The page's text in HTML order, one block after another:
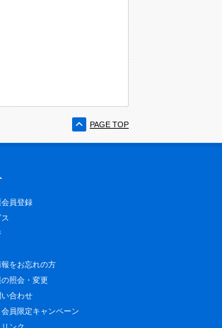
PAGE TOP
員登録
報をお忘れの方
照会・変更
合わせ
員限定キャンペーン